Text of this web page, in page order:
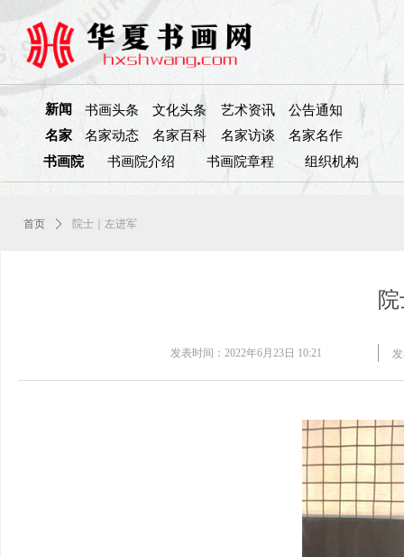
书画头条 文化头条 艺术资讯 公告通知
新闻
名家
名家动态 名家百科 名家访谈
名家名作
书画院
书画院介绍 书画院章程 组织机构
发表时间： 2022年6月23日 10:21
首页 ꄲ 院士｜左进军